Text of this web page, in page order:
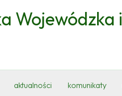
aktualności komunikaty